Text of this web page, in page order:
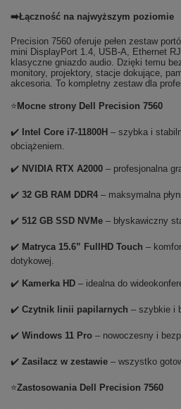
➡️Łączność na najwyższym poziomie
Precision 7560 oferuje pełen zestaw
mini DisplayPort 1.4, USB-A, Ethernet
klasyczne gniazdo audio. Dzięki temu
monitory, projektory, stacje dokujące,
akcesoria. To kompletny zestaw dla
⭐ Mocne strony Dell Precision 7560
✔️ Intel Core i7-11800H – szybka i
obciążeniem.
✔️ NVIDIA RTX A2000 – profesjonalna
✔️ 32 GB RAM DDR4 – maksymalna
✔️ 512 GB SSD NVMe – błyskawiczny
✔️ Matryca 15.6” FullHD Touch –
dotykowej.
✔️ Kamerka HD – idealna do
✔️ Czytnik linii papilarnych – szybkie i
✔️ Windows 11 Pro – nowoczesny i
✔️ Zasilacz w zestawie – wszystko
⭐Zastosowania Dell Precision 7560